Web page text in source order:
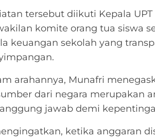
tersebut diikuti Kepala
komite orang tua siswa
keuangan sekolah yang
arahannya, Munafri
dari negara merupakan
jawab demi
ketika anggaran